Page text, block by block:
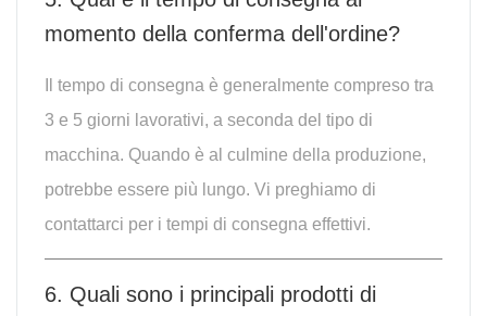
momento della conferma dell'ordine?
Il tempo di consegna è generalmente compreso tra
3 e 5 giorni lavorativi, a seconda del tipo di
macchina. Quando è al culmine della produzione,
potrebbe essere più lungo. Vi preghiamo di
contattarci per i tempi di consegna effettivi.
6. Quali sono i principali prodotti di